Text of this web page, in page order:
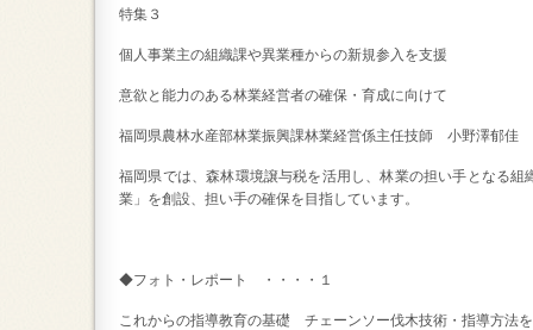
特集３
個人事業主の組織課や異業種からの新規参入を支援
意欲と能力のある林業経営者の確保・育成に向けて
福岡県農林水産部林業振興課林業経営係主任技師 小野澤郁佳
福岡県では、森林環境譲与税を活用し、林業の担い手となる
業」を創設、担い手の確保を目指しています。
◆フォト・レポート ・・・・１
これからの指導教育の基礎 チェーンソー伐木技術・指導方法